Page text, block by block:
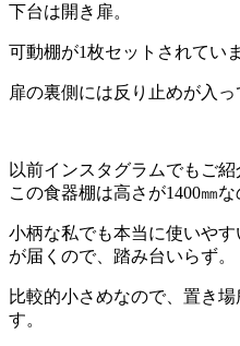
下台は開き扉。
可動棚が1枚セットされていま
扉の裏側には反り止めが入っ
以前インスタグラムでもご
この食器棚は高さが1400㎜な
小柄な私でも本当に使いや
が届くので、踏み台いらず。
比較的小さめなので、置き
す。